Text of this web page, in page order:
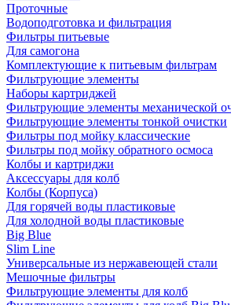
Проточные
Водоподготовка и фильтрация
Фильтры питьевые
Для самогона
Комплектующие к питьевым фильтрам
Фильтрующие элементы
Наборы картриджей
Фильтрующие элементы механической
Фильтрующие элементы тонкой очистки
Фильтры под мойку классические
Фильтры под мойку обратного осмоса
Колбы и картриджи
Аксессуары для колб
Колбы (Корпуса)
Для горячей воды пластиковые
Для холодной воды пластиковые
Big Blue
Slim Line
Универсальные из нержавеющей стали
Мешочные фильтры
Фильтрующие элементы для колб